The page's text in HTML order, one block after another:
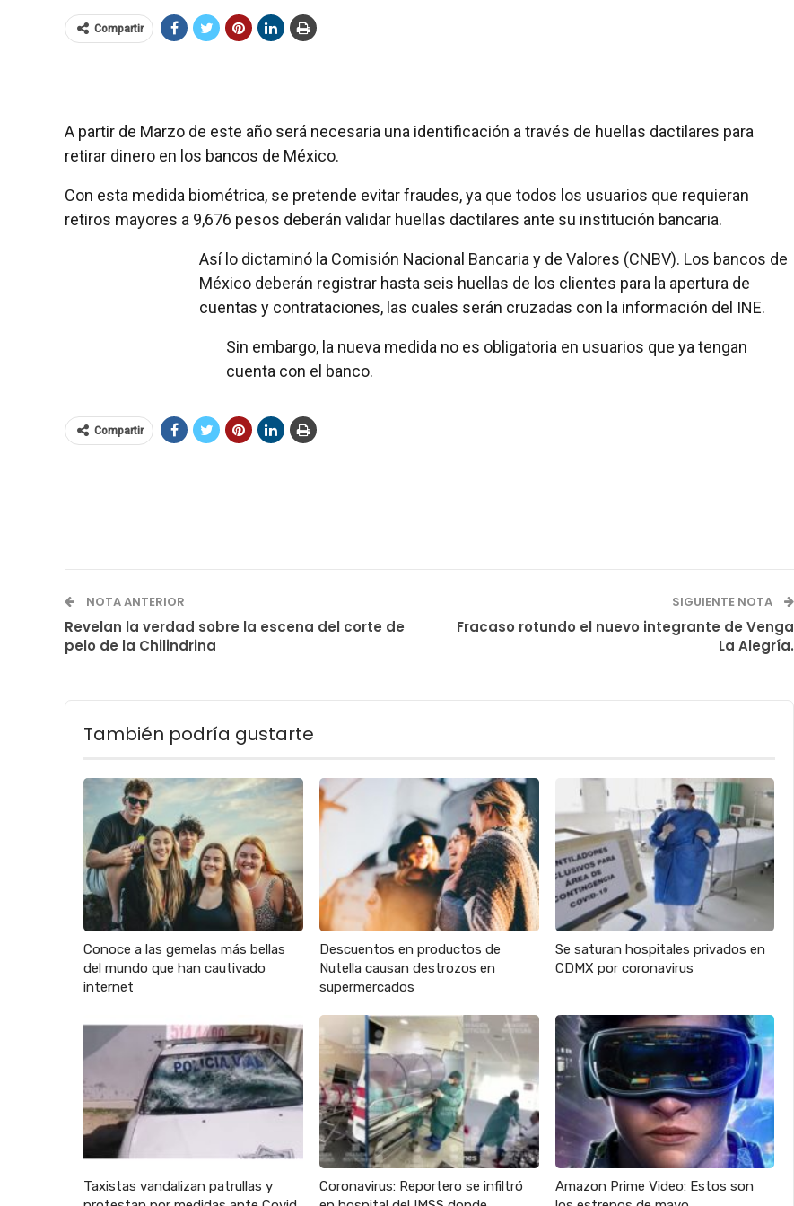
Compartir
A partir de Marzo de este año será necesaria una identificación a través de huellas dactilares para
retirar dinero en los bancos de México.
Con esta medida biométrica, se pretende evitar fraudes, ya que todos los usuarios que requieran
retiros mayores a 9,676 pesos deberán validar huellas dactilares ante su institución bancaria.
Así lo dictaminó la Comisión Nacional Bancaria y de Valores (CNBV). Los bancos de
México deberán registrar hasta seis huellas de los clientes para la apertura de
cuentas y contrataciones, las cuales serán cruzadas con la información del INE.
Sin embargo, la nueva medida no es obligatoria en usuarios que ya tengan
cuenta con el banco.
Compartir
NOTA ANTERIOR
Revelan la verdad sobre la escena del corte de
pelo de la Chilindrina
SIGUIENTE NOTA
Fracaso rotundo el nuevo integrante de Venga
La Alegría.
También podría gustarte
Conoce a las gemelas más bellas
del mundo que han cautivado
internet
Descuentos en productos de
Nutella causan destrozos en
supermercados
Se saturan hospitales privados en
CDMX por coronavirus
Taxistas vandalizan patrullas y
Coronavirus: Reportero se infiltró
Amazon Prime Video: Estos son